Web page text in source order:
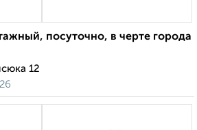
посуточно, в черте города
12